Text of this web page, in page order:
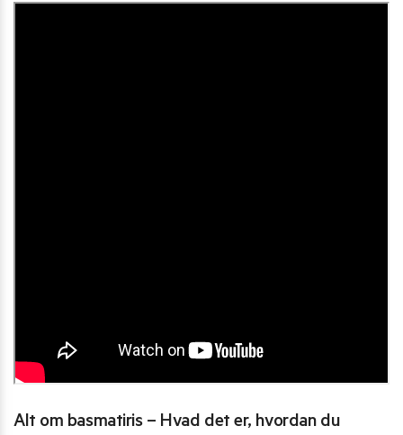
Alt om basmatiris – Hvad det er, hvordan du